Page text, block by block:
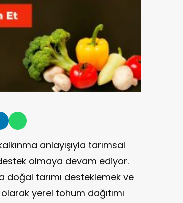
anlayışıyla tarımsal
olmaya devam ediyor.
doğal tarımı desteklemek ve
yerel tohum dağıtımı